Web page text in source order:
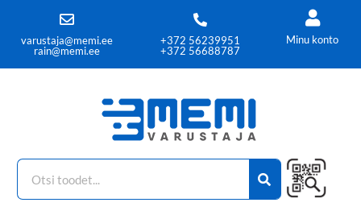
varustaja@memi.ee
rain@memi.ee
+372 56239951
+372 56688787
Minu konto